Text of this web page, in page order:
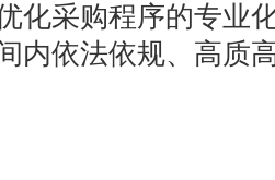
化采购程序的专业
内依法依规、高质